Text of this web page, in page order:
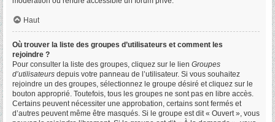
Haut
Où trouver la liste des groupes d’utilisateurs et comment les
rejoindre ?
Pour consulter la liste des groupes, cliquez sur le lien Groupes
d’utilisateurs depuis votre panneau de l’utilisateur. Si vous souhaitez
rejoindre un des groupes, sélectionnez le groupe désiré et cliquez sur le
bouton approprié. Toutefois, tous les groupes ne sont pas en libre accès.
Certains peuvent nécessiter une approbation, certains sont fermés et
d’autres peuvent même être masqués. Si le groupe est dit « Ouvert », vous